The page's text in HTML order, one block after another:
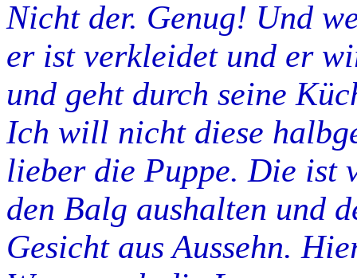
Nicht der. Genug! Und
er ist verkleidet und er
und geht durch seine
Ich will nicht diese
lieber die Puppe. Die
den Balg aushalten und
Gesicht aus Aussehn.